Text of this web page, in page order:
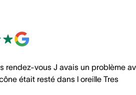
rendez-vous J avais un problème
était resté dans l oreille Tres